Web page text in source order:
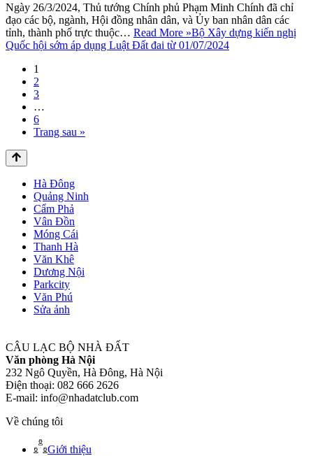
Ngày 26/3/2024, Thủ tướng Chính phủ Phạm Minh Chính đã chỉ
đạo các bộ, ngành, Hội đồng nhân dân, và Ủy ban nhân dân các
tỉnh, thành phố trực thuộc… Read More »Bộ Xây dựng kiến nghị
Quốc hội sớm áp dụng Luật Đất đai từ 01/07/2024
1
2
3
…
6
Trang sau »
Hà Đông
Quảng Ninh
Cẩm Phả
Vân Đồn
Móng Cái
Thanh Hà
Văn Khê
Dương Nội
Parkcity
Văn Phú
Sửa ảnh
CÂU LẠC BỘ NHÀ ĐẤT
Văn phòng Hà Nội
232 Ngô Quyền, Hà Đông, Hà Nội
Điện thoại: 082 666 2626
E-mail: info@nhadatclub.com
Về chúng tôi
Giới thiệu